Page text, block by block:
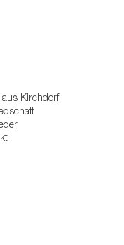
aus Kirchdorf